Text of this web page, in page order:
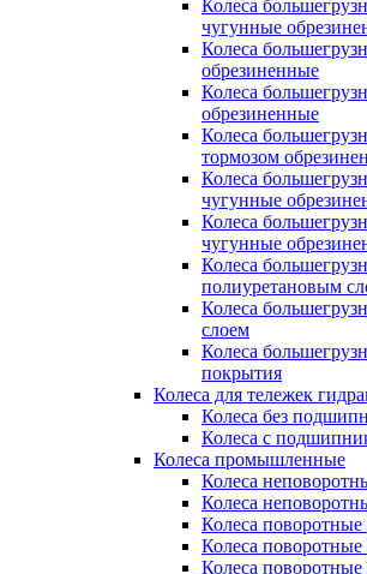
Колеса
чугунные
Колеса
обрезиненные
Колеса
обрезиненные
Колеса
тормозом
Колеса
чугунные
Колеса
чугунные
Колеса
полиуретановым
Колеса
слоем
Колеса
покрытия
Колеса для тележек
Колеса без
Колеса с
Колеса промышленные
Колеса
Колеса
Колеса
Колеса
Колеса поворотные